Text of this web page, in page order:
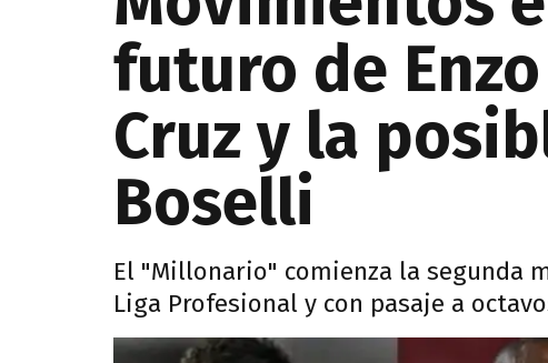
futuro de
Cruz y la
Boselli
El "Millonario" comienza la segunda
Liga Profesional y con pasaje a